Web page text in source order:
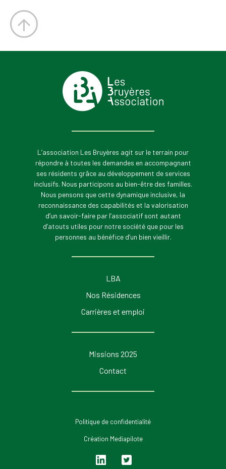
L’association Les Bruyères agit sur le terrain pour
répondre à toutes les demandes en accompagnant
ses résidents grâce au développement de services
inclusifs. Nous participons au bien-être des familles.
Nous pensons que cette dynamique inclusive, la
reconnaissance des capabilités et la valorisation
d’un savoir-faire par l’associatif sont autant
d’atouts utiles pour notre société que pour les
personnes au bénéfice d’un bien vieillir.
LBA
Nos Résidences
Carrières et emploi
Missions 2025
Contact
Politique de confidentialité
Création Mediapilote
Lin
Twi